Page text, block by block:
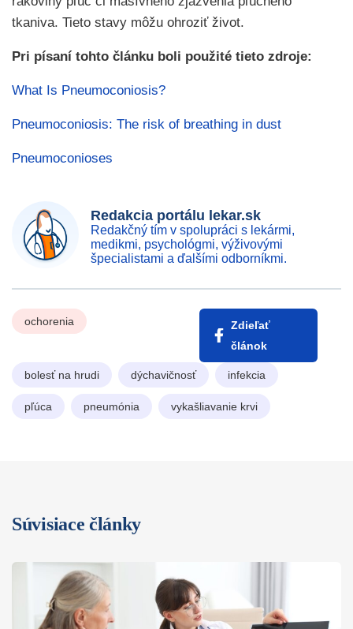
tkaniva. Tieto stavy môžu ohroziť život.
Pri písaní tohto článku boli použité tieto zdroje:
What Is Pneumoconiosis?
Pneumoconiosis: The risk of breathing in dust
Pneumoconioses
Redakcia portálu lekar.sk
Redakčný tím v spolupráci s lekármi,
medikmi, psychológmi, výživovými
špecialistami a ďalšími odborníkmi.
ochorenia
Zdieľať
článok
bolesť na hrudi dýchavičnosť infekcia
pľúca pneumónia vykašliavanie krvi
Súvisiace články